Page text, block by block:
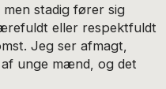
stadig fører sig
eller respektfuldt
Jeg ser afmagt,
af unge mænd, og det